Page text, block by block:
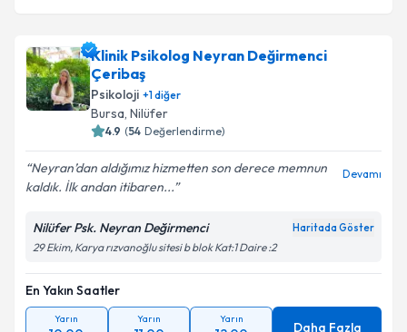
Klinik Psikolog Neyran Değirmenci
Çeribaş
Psikoloji diğer
Bursa,Nilüfer
( Değerlendirme)
Neyran’dan aldığımız hizmetten son derece memnun
kaldık. İlk andan itibaren...
Nilüfer Psk. Neyran Değirmenci
29 Ekim, Karya rızvanoğlu sitesi b blok Kat:1 Daire :2
En Yakın Saatler
Yarın Yarın Yarın